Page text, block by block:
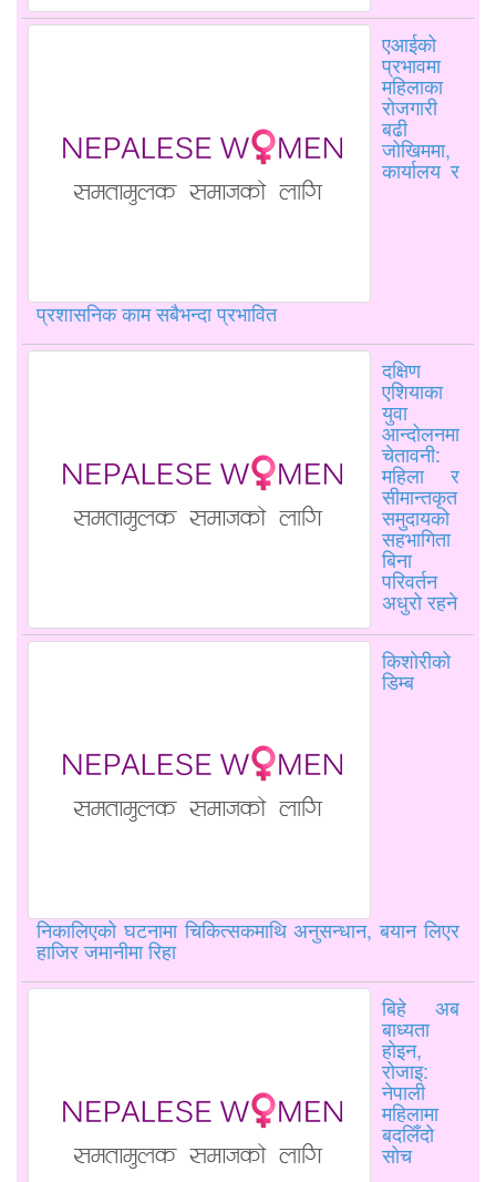
एआईको
प्रभावमा
महिलाका
रोजगारी
बढी
जोखिममा,
कार्यालय र
प्रशासनिक काम सबैभन्दा प्रभावित
दक्षिण
एशियाका
युवा
आन्दोलनमा
चेतावनी:
महिला र
सीमान्तकृत
समुदायको
सहभागिता
बिना
परिवर्तन
अधुरो रहने
किशोरीको
डिम्ब
निकालिएको घटनामा चिकित्सकमाथि अनुसन्धान, बयान लिएर
हाजिर जमानीमा रिहा
बिहे अब
बाध्यता
होइन,
रोजाइ:
नेपाली
महिलामा
बदलिँदो
सोच